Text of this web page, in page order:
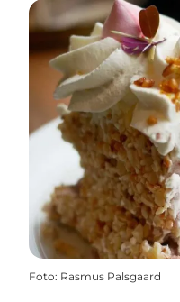
Foto: Rasmus Palsgaard